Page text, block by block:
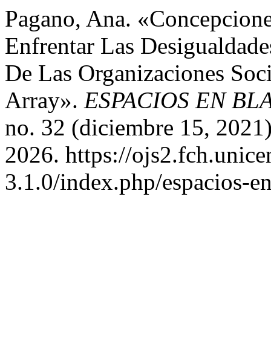
Pagano, Ana.
Enfrentar Las
De Las Organizaciones
Array». ESPACIOS EN
no. 32 (diciembre 15,
2026. https://
3.1.0/index.php/espacios-